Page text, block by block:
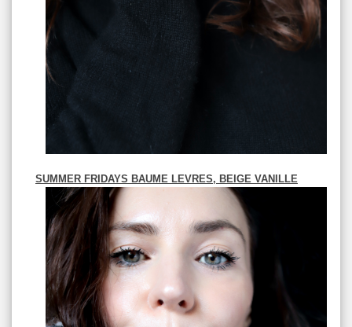
SUMMER FRIDAYS BAUME LEVRES, BEIGE VANILLE